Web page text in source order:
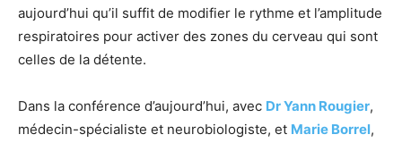
aujourd’hui qu’il suffit de modifier le rythme et l’amplitude
respiratoires pour activer des zones du cerveau qui sont
celles de la détente.
Dans la conférence d’aujourd’hui, avec Dr Yann Rougier,
médecin-spécialiste et neurobiologiste, et Marie Borrel,